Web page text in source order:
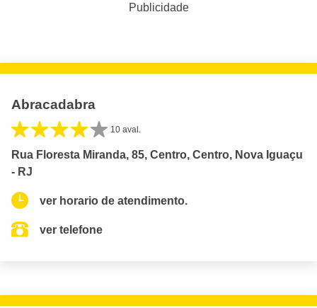
Publicidade
Abracadabra
10 aval.
Rua Floresta Miranda, 85, Centro, Centro, Nova Iguaçu
- RJ
ver horario de atendimento.
ver telefone